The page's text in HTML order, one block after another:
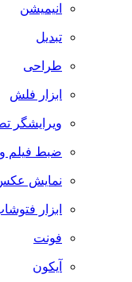
انیمیشن
تبدیل
طراحی
ابزار فلش
ویرایشگر تصویر
ضبط فيلم و عكس
نمایش عکس
ابزار فتوشاپ
فونت
آیکون